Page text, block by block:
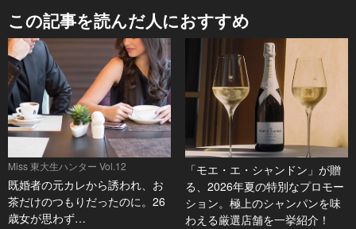
この記事を読んだ人におすすめ
Miss 東大生ハンター Vol.12
既婚者の元カレから誘われ、お
茶だけのつもりだったのに。26
歳女が思わず…
「モエ・エ・シャンドン」が贈
る、2026年夏の特別なプロモー
ション。極上のシャンパンを味
わえる厳選店舗を一挙紹介！